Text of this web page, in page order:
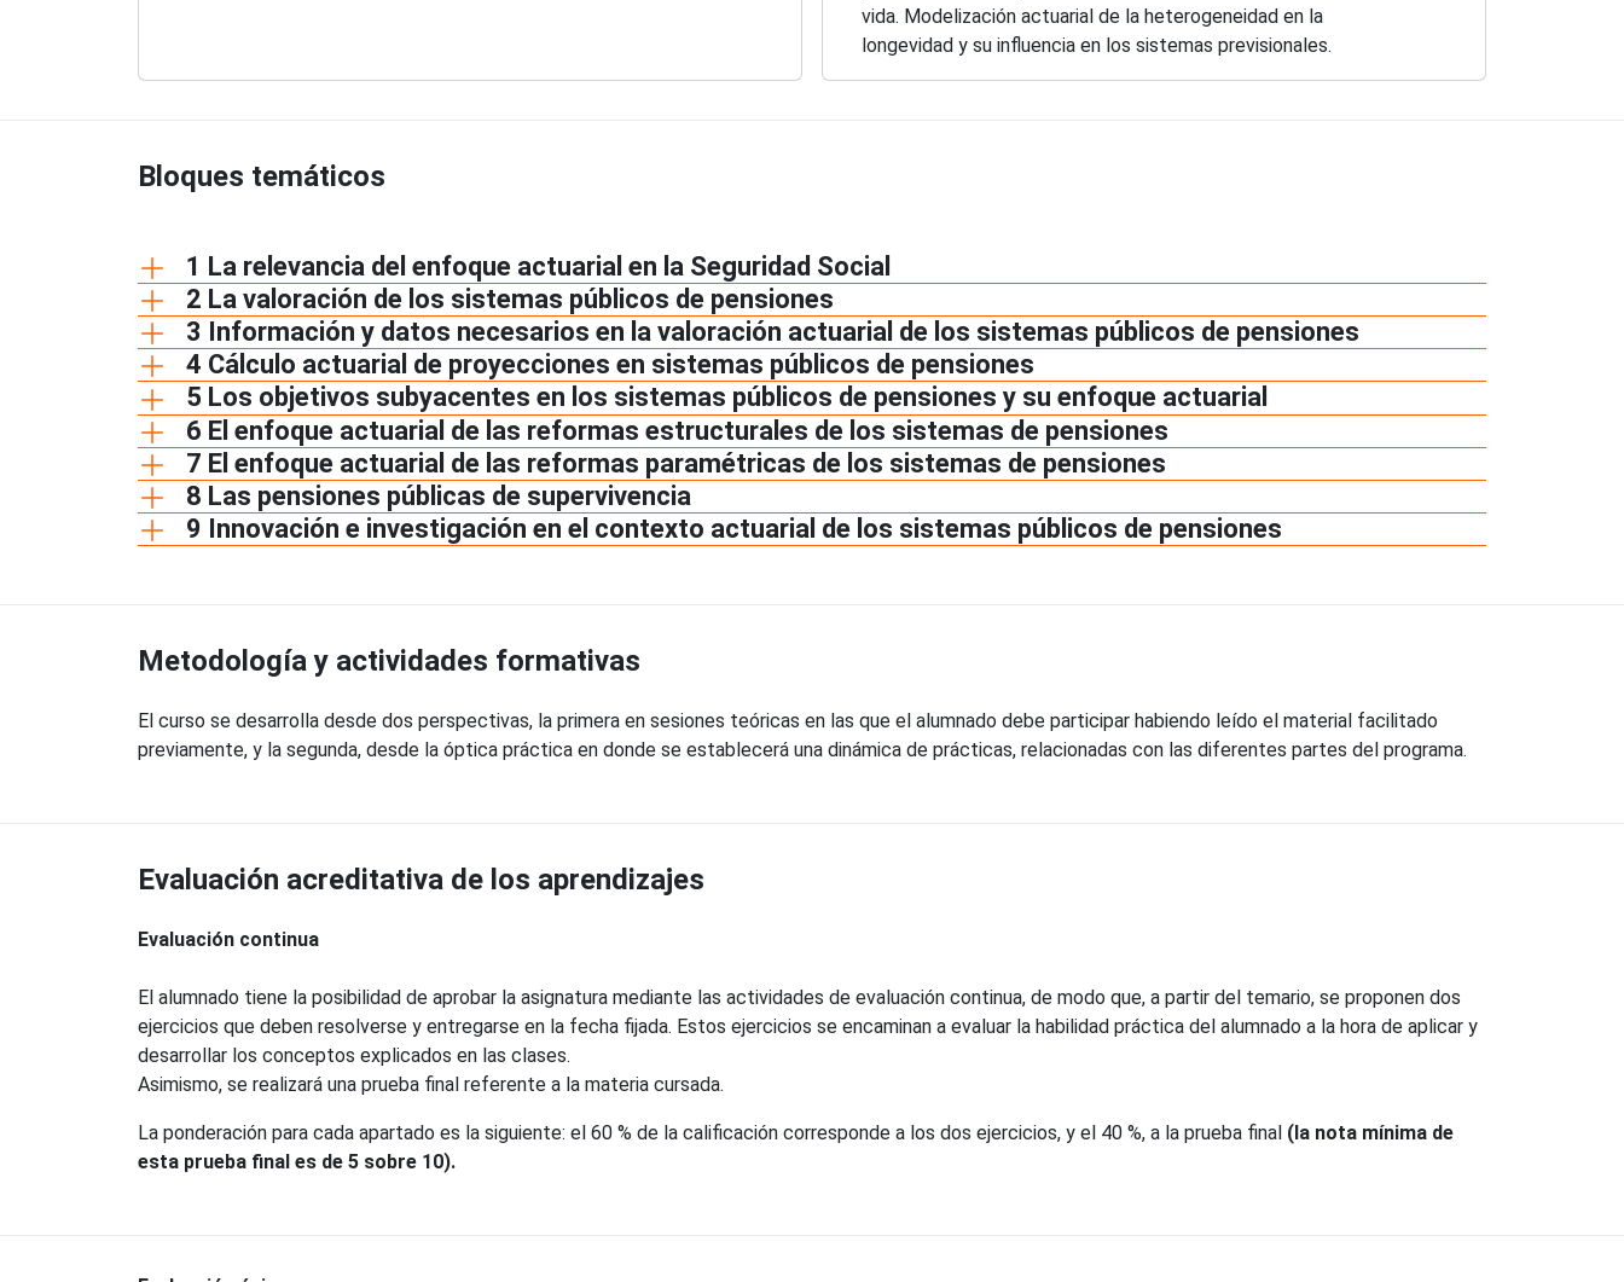
vida. Modelización actuarial de la heterogeneidad en la
longevidad y su influencia en los sistemas previsionales.
Bloques temáticos
1 La relevancia del enfoque actuarial en la Seguridad Social
2 La valoración de los sistemas públicos de pensiones
3 Información y datos necesarios en la valoración actuarial de los sistemas públicos de pensiones
4 Cálculo actuarial de proyecciones en sistemas públicos de pensiones
5 Los objetivos subyacentes en los sistemas públicos de pensiones y su enfoque actuarial
6 El enfoque actuarial de las reformas estructurales de los sistemas de pensiones
7 El enfoque actuarial de las reformas paramétricas de los sistemas de pensiones
8 Las pensiones públicas de supervivencia
9 Innovación e investigación en el contexto actuarial de los sistemas públicos de pensiones
Metodología y actividades formativas
El curso se desarrolla desde dos perspectivas, la primera en sesiones teóricas en las que el alumnado debe participar habiendo leído el material facilitado
previamente, y la segunda, desde la óptica práctica en donde se establecerá una dinámica de prácticas, relacionadas con las diferentes partes del programa.
Evaluación acreditativa de los aprendizajes
Evaluación continua
El alumnado tiene la posibilidad de aprobar la asignatura mediante las actividades de evaluación continua, de modo que, a partir del temario, se proponen dos
ejercicios que deben resolverse y entregarse en la fecha fijada. Estos ejercicios se encaminan a evaluar la habilidad práctica del alumnado a la hora de aplicar y
desarrollar los conceptos explicados en las clases.
Asimismo, se realizará una prueba final referente a la materia cursada.
La ponderación para cada apartado es la siguiente: el 60 % de la calificación corresponde a los dos ejercicios, y el 40 %, a la prueba final (la nota mínima de
esta prueba final es de 5 sobre 10).